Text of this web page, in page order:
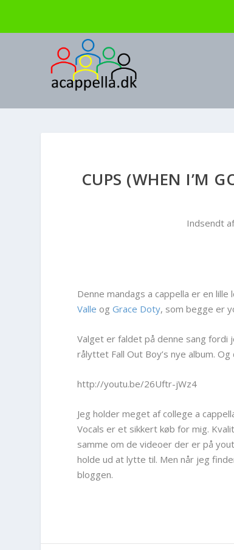
CUPS (WHEN I’M
Indsendt
Denne mandags a cappella er en
Valle ogGrace Doty, som begge er
Valget er faldet på denne sang fordi
rålyttet Fall Out Boy’s nye album.
http://youtu.be/26Uftr-jWz4
Jeg holder meget af college a
Vocals er et sikkert køb for mig.
samme om de videoer der er på
holde ud at lytte til. Men når jeg
bloggen.